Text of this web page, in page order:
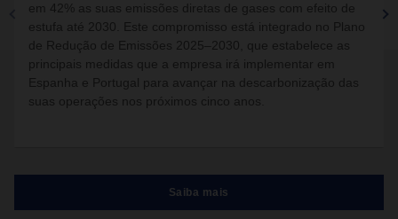
em 42% as suas emissões diretas de gases com efeito de
estufa até 2030. Este compromisso está integrado no Plano
de Redução de Emissões 2025–2030, que estabelece as
principais medidas que a empresa irá implementar em
Espanha e Portugal para avançar na descarbonização das
suas operações nos próximos cinco anos.
Saiba mais